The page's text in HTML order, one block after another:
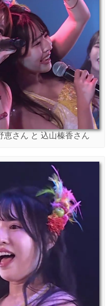
恵さん と 込山榛香さん